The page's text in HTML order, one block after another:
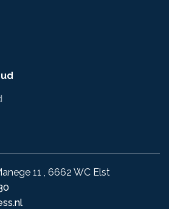
11 , 6662 WC Elst